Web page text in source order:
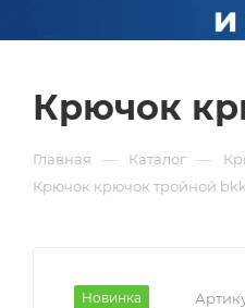
Крючок
Главная — Каталог —
Крючок крючок тройной bkk
Новинка